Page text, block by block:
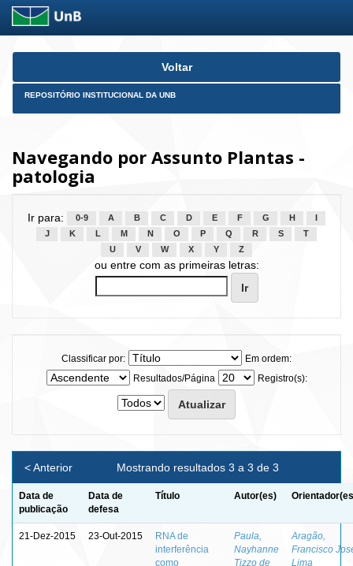
Skip
Voltar
REPOSITÓRIO INSTITUCIONAL DA UNB
Navegando por Assunto Plantas -
patologia
Ir para: 0-9 A B C D E F G H
J
K L M N O P Q R S
T
U
V W X Y Z
ou entre com as primeiras letras:
Classificar por:
Em ordem:
Resultados/Página
Registro(s):
Mostrando resultados 3 a 3 de 3
< Anterior
Data de
publicação
Data de
defesa
Título Autor(es)
21-Dez-2015 23-Out-2015
RNA de
interferência
como
Paula,
Nayhanne
Tizzo de
Aragão,
Francisco
Lima